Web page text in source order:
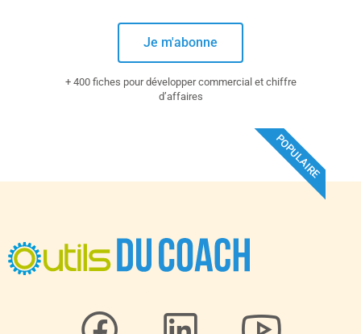
Je m'abonne
+ 400 fiches pour développer commercial et chiffre
d’affaires
POPULAIRE